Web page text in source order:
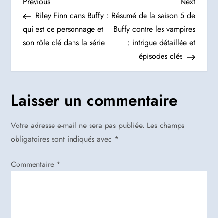
N
a
v
i
g
a
t
i
PostRiley Finn dans Buffy :
qui est ce personnage et
son rôle clé dans la série
Post
Résumé de la saison 5 de
Buffy contre les vampires
: intrigue détaillée et
épisodes clés
Laisser un commentaire
Votre adresse e-mail ne sera pas publiée. Les champs
obligatoires sont indiqués avec *
Commentaire *